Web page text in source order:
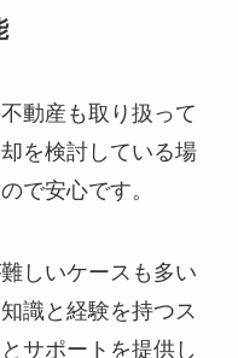
動産も取り扱って
を検討している場
で安心です。
しいケースも多い
識と経験を持つス
サポートを提供し